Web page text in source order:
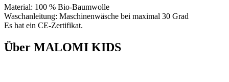
Material: 100 % Bio-Baumwolle
Waschanleitung: Maschinenwäsche bei maximal 30 Grad
Es hat ein CE-Zertifikat.
Über MALOMI KIDS